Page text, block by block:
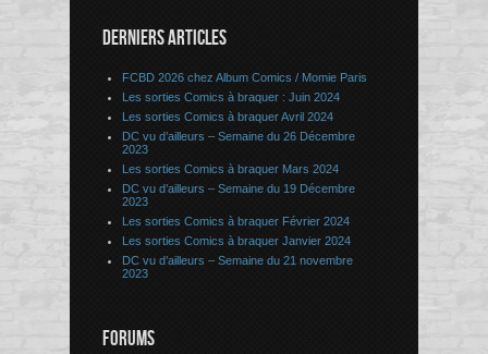
DERNIERS ARTICLES
FCBD 2026 chez Album Comics / Momie Paris
Les sorties Comics à braquer : Juin 2024
Les sorties Comics à braquer Avril 2024
DC vu d’ailleurs – Semaine du 26 Décembre
2023
Les sorties Comics à braquer Mars 2024
DC vu d’ailleurs – Semaine du 19 Décembre
2023
Les sorties Comics à braquer Février 2024
Les sorties Comics à braquer Janvier 2024
DC vu d’ailleurs – Semaine du 21 novembre
2023
FORUMS